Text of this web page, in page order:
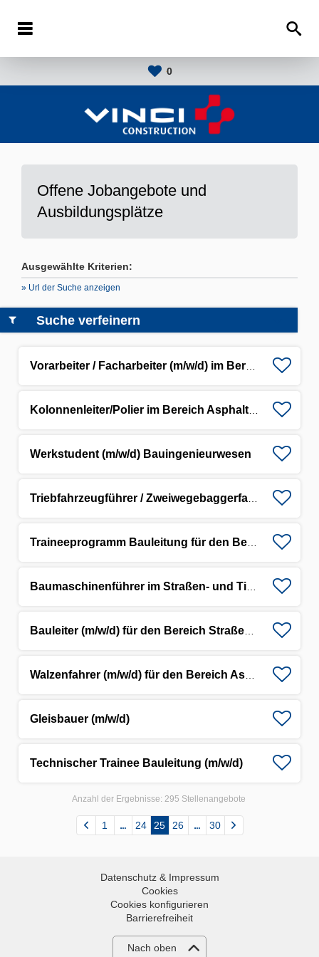
0
Offene Jobangebote und
Ausbildungsplätze
Ausgewählte Kriterien:
» Url der Suche anzeigen
Werkstudent (m/w/d) Bauingenieurwesen
Gleisbauer (m/w/d)
Technischer Trainee Bauleitung (m/w/d)
Suche verfeinern
Anzahl der Ergebnisse: 295 Stellenangebote
1 24 25 26 30
Datenschutz & Impressum
Cookies
Cookies konfigurieren
Barrierefreiheit
Nach oben